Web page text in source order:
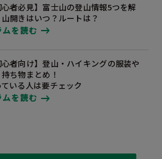
心者必見】富士山の登山情報5つを解
山開きはいつ？ルートは？
ムを読む
心者向け】登山・ハイキングの服装や
持ち物まとめ！
いる人は要チェック
ムを読む